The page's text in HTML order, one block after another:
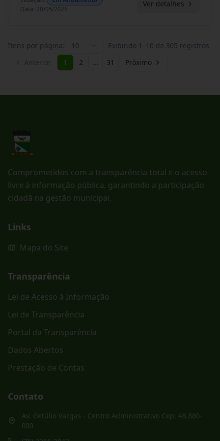
Data: 20/05/2026
Ver detalhes
Itens por página: 10 Exibindo 1 –10 de 305 registros
1 2 … 31 Próximo
Comprometidos com a transparência total e o acesso
livre à informação pública, garantindo a participação
cidadã na gestão municipal.
Links
Mapa do Site
Transparência
Lei de Acesso à Informação
Lei de Transparência
Portal da Transparência
Dados Abertos
Prestação de Contas
Contato
Av. Getúlio Vargas - Centro Administrativo Cep: 48.880-
000